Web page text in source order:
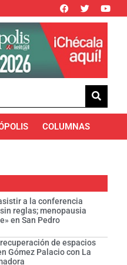
COLUMNAS
a la conferencia
reglas; menopausia
en San Pedro
de espacios
Gómez Palacio con La